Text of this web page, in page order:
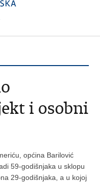
i osobni
općina Barilović
59-godišnjaka u sklopu
29-godišnjaka, a u kojoj